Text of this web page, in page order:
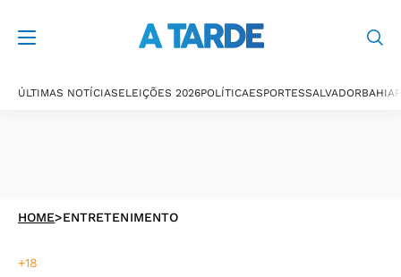
ÚLTIMAS NOTÍCIASELEIÇÕES 2026POLÍTICAESPORTESSALVADORBAHIA
HOME>ENTRETENIMENTO
+18